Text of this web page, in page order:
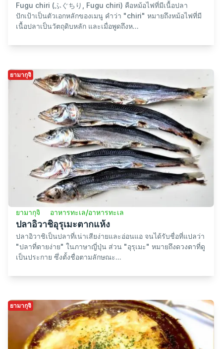
ยามากุจิ
ยามากุจิ ซูชิ
Iwajima Sushi
Iwajima Sushi (岩国寿司, Iwajima sushi) เป็นซูชิแบบกดที่มี
ต้นกำเนิดจากจังหวัดยามากุจิในเมืองอิวาคุนิ ซึ่งซูชินี้เป็นที่รู้จัก
ในชื่อเล่นว่า "ซูชิท่านเจ้า" เนื...
ยามากุจิ